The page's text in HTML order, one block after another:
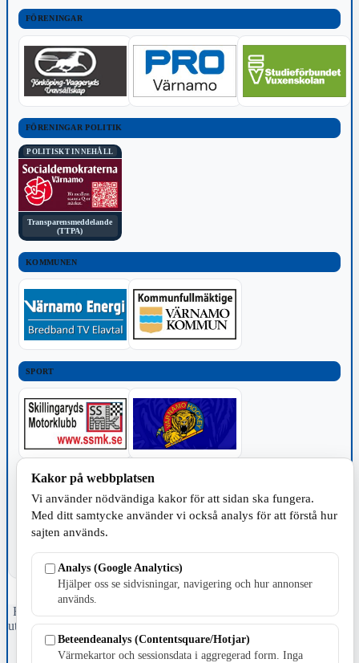
FÖRENINGAR
FÖRENINGAR POLITIK
POLITISKT INNEHÅLL
Transparensmeddelande
(TTPA)
KOMMUNEN
SPORT
TILLVERKNING
Fristående webbtidningsföretag grundat 1991 som sedan 2002 ger
ut tidningen Skillingaryd.nu och 2010 lanserades Värnamo.nu. Från
april 2026 omfattar Skillingaryd.nu tre kommuner: Gnosjö,
Värnamo och Vaggeryds kommun.
Kakor på webbplatsen
Vi använder nödvändiga kakor för att sidan ska fungera.
Med ditt samtycke använder vi också analys för att förstå hur
sajten används.
Analys (Google Analytics)
Hjälper oss se sidvisningar, navigering och hur annonser
används.
Beteendeanalys (Contentsquare/Hotjar)
Värmekartor och sessionsdata i aggregerad form. Inga